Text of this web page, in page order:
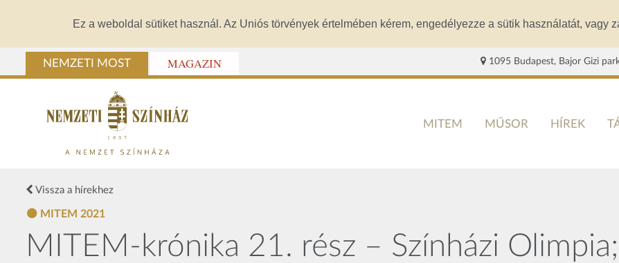
Ez a weboldal sütiket használ. Az Uniós törvények értelmében kérem, engedélyezze a sütik használatát, vagy
NEMZETI MOST MAGAZIN 1095 Budapest, Bajor Gizi
MITEM MŰSOR HÍREK
Vissza a hírekhez
MITEM 2021
MITEM-krónika 21. rész – Színházi